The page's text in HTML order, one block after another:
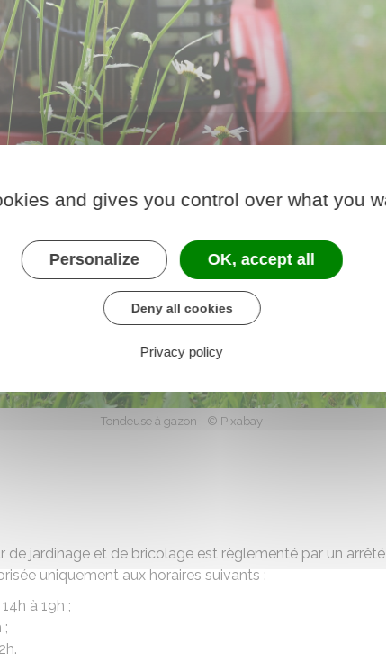
Tondeuse à gazon - © Pixabay
de jardinage et de bricolage est règlementé par un
uniquement aux horaires suivants :
à 19h ;
;
and gives you control over what you
Personalize OK, accept all
Deny all cookies
Privacy policy